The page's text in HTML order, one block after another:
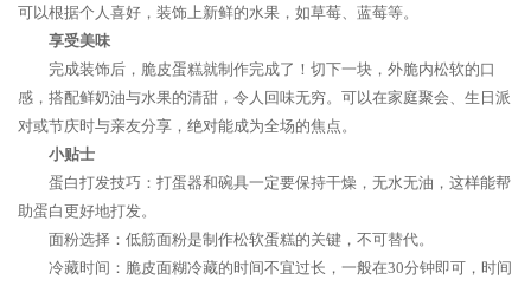
可以根据个人喜好，装饰上新鲜的水果，如草莓、蓝莓等。
享受美味
完成装饰后，脆皮蛋糕就制作完成了！切下一块，外脆内松软的口
感，搭配鲜奶油与水果的清甜，令人回味无穷。可以在家庭聚会、生日派
对或节庆时与亲友分享，绝对能成为全场的焦点。
小贴士
蛋白打发技巧：打蛋器和碗具一定要保持干燥，无水无油，这样能帮
助蛋白更好地打发。
面粉选择：低筋面粉是制作松软蛋糕的关键，不可替代。
冷藏时间：脆皮面糊冷藏的时间不宜过长，一般在30分钟即可，时间